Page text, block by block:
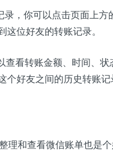
录，你可以点击页面上方
位好友的转账记录。
查看转账金额、时间、
个好友之间的历史转账记
理和查看微信账单也是